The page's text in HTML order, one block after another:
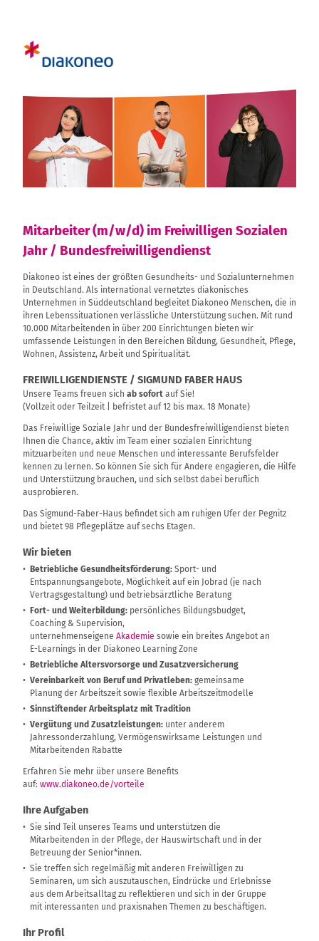
Mitarbeiter (m/w/d) im Freiwilligen Sozialen
Jahr / Bundesfreiwilligendienst
Diakoneo ist eines der größten Gesundheits- und Sozialunternehmen
in Deutschland. Als international vernetztes diakonisches
Unternehmen in Süddeutschland begleitet Diakoneo Menschen, die in
ihren Lebenssituationen verlässliche Unterstützung suchen. Mit rund
10.000 Mitarbeitenden in über 200 Einrichtungen bieten wir
umfassende Leistungen in den Bereichen Bildung, Gesundheit, Pflege,
Wohnen, Assistenz, Arbeit und Spiritualität.
FREIWILLIGENDIENSTE / SIGMUND FABER HAUS
Unsere Teams freuen sich ab sofort auf Sie!
(Vollzeit oder Teilzeit | befristet auf 12 bis max. 18 Monate)
Das Freiwillige Soziale Jahr und der Bundesfreiwilligendienst bieten
Ihnen die Chance, aktiv im Team einer sozialen Einrichtung
mitzuarbeiten und neue Menschen und interessante Berufsfelder
kennen zu lernen. So können Sie sich für Andere engagieren, die Hilfe
und Unterstützung brauchen, und sich selbst dabei beruflich
ausprobieren.
Das Sigmund-Faber-Haus befindet sich am ruhigen Ufer der Pegnitz
und bietet 98 Pflegeplätze auf sechs Etagen.
Wir bieten
Betriebliche Gesundheitsförderung: Sport- und
Entspannungsangebote, Möglichkeit auf ein Jobrad (je nach
Vertragsgestaltung) und betriebsärztliche Beratung
Fort- und Weiterbildung: persönliches Bildungsbudget,
Coaching & Supervision,
unternehmenseigene Akademie sowie ein breites Angebot an
E-Learnings in der Diakoneo Learning Zone
Betriebliche Altersvorsorge und Zusatzversicherung
Vereinbarkeit von Beruf und Privatleben: gemeinsame
Planung der Arbeitszeit sowie flexible Arbeitszeitmodelle
Sinnstiftender Arbeitsplatz mit Tradition
Vergütung und Zusatzleistungen: unter anderem
Jahressonderzahlung, Vermögenswirksame Leistungen und
Mitarbeitenden Rabatte
Erfahren Sie mehr über unsere Benefits
auf: www.diakoneo.de/vorteile
Ihre Aufgaben
Sie sind Teil unseres Teams und unterstützen die
Mitarbeitenden in der Pflege, der Hauswirtschaft und in der
Betreuung der Senior*innen.
Sie treffen sich regelmäßig mit anderen Freiwilligen zu
Seminaren, um sich auszutauschen, Eindrücke und Erlebnisse
aus dem Arbeitsalltag zu reflektieren und sich in der Gruppe
mit interessanten und praxisnahen Themen zu beschäftigen.
Ihr Profil